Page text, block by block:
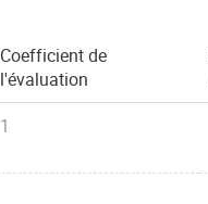
Coefficient de
l'évaluation
1